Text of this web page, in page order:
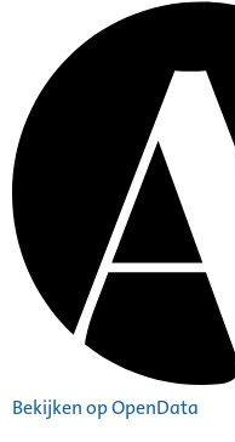
Bekijken op OpenData